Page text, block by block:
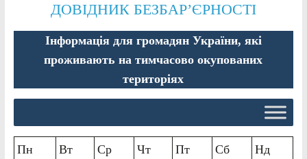
ДОВІДНИК БЕЗБАР’ЄРНОСТІ
Інформація для громадян України, які
проживають на тимчасово окупованих
територіях
Пн Вт Ср Чт Пт Сб
Нд